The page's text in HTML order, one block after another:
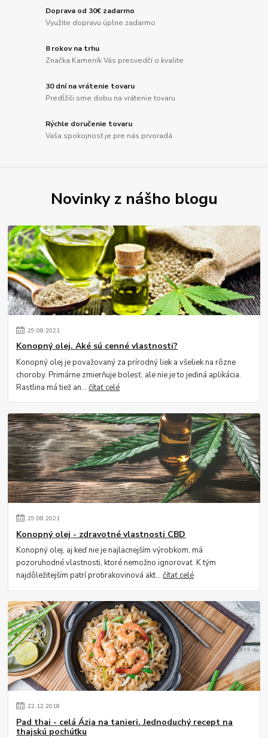
Doprava od 30€ zadarmo
Využite dopravu úplne zadarmo
8 rokov na trhu
Značka Kameník Vás presvedčí o kvalite
30 dní na vrátenie tovaru
Predĺžili sme dobu na vrátenie tovaru
Rýchle doručenie tovaru
Vaša spokojnosť je pre nás prvoradá
Novinky z nášho blogu
29.08.2021
Konopný olej. Aké sú cenné vlastnosti?
Konopný olej je považovaný za prírodný liek a všeliek na rôzne
choroby. Primárne zmierňuje bolesť, ale nie je to jediná aplikácia.
Rastlina má tiež an...čítať celé
29.08.2021
Konopný olej - zdravotné vlastnosti CBD
Konopný olej, aj keď nie je najlacnejším výrobkom, má
pozoruhodné vlastnosti, ktoré nemožno ignorovať. K tým
najdôležitejším patrí protirakovinová akt...čítať celé
22.12.2018
Pad thai - celá Ázia na tanieri. Jednoduchý recept na
thajskú pochúťku